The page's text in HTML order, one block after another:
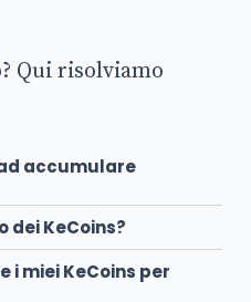
Qui risolviamo
accumulare
dei KeCoins?
i miei KeCoins per